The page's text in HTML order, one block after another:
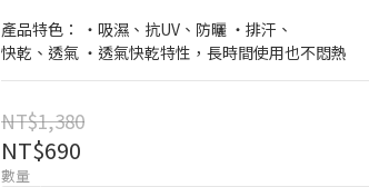
產品特色： ‧吸濕、抗UV、防曬 ‧排汗、
快乾、透氣 ‧透氣快乾特性，長時間使用也不悶熱
NT$1,380
NT$690
數量